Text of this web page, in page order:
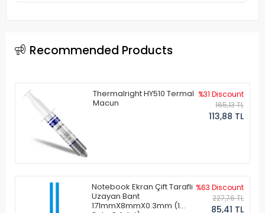
Recommended Products
Thermalright HY510 Termal
Macun
%31 Discount
165,13 TL
113,88 TL
Notebook Ekran Çift Taraflı
Uzayan Bant
171mmX8mmX0.3mm (1
%63 Discount
227,76 TL
85,41 TL